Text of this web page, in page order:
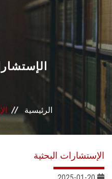
الرئيسية
الإستشارات البحثية